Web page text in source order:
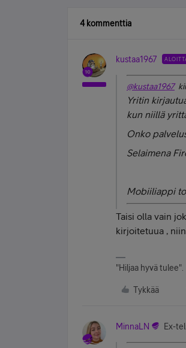
4 kommenttia
kustaa1967
@kustaa1967
Yritin
kun niillä
Onko
Selaimena
Mobiiliappi
Taisi olla vain
kirjoitetuua ,
"Hiljaa hyvä tulee".
Tykkää
MinnaLN Ex-